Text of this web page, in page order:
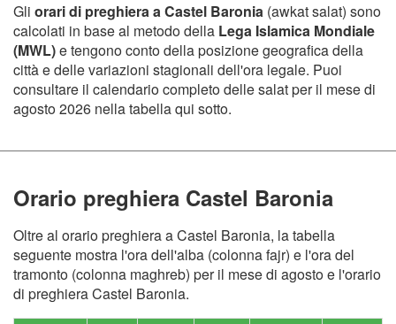
Gli orari di preghiera a Castel Baronia (awkat salat) sono
calcolati in base al metodo della Lega Islamica Mondiale
(MWL)e tengono conto della posizione geografica della
città e delle variazioni stagionali dell'ora legale. Puoi
consultare il calendario completo delle salat per il mese di
agosto 2026 nella tabella qui sotto.
Orario preghiera Castel Baronia
Oltre al orario preghiera a Castel Baronia, la tabella
seguente mostra l'ora dell'alba (colonna fajr) e l'ora del
tramonto (colonna maghreb) per il mese di agosto e l'orario
di preghiera Castel Baronia.